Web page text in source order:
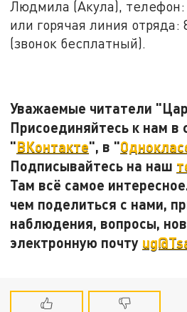
Людмила (Акула), телефон:
или горячая линия отряда:
(звонок бесплатный).
Уважаемые читатели
Присоединяйтесь к нам в
"ВКонтакте", в "
Подписывайтесь на наш
Там всё самое
чем поделиться с нами,
наблюдения, вопросы,
электронную почту